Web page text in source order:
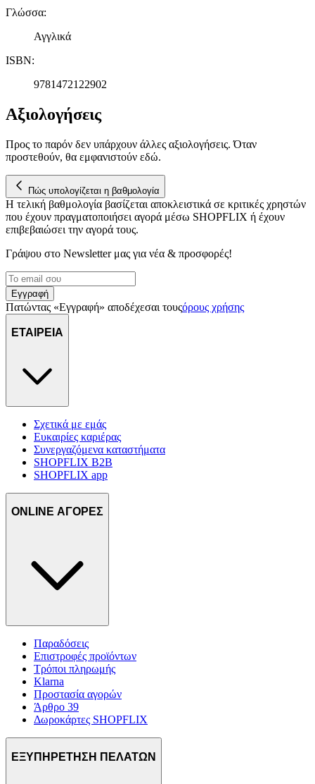
Γλώσσα:
Αγγλικά
ISBN:
9781472122902
Αξιολογήσεις
Προς το παρόν δεν υπάρχουν άλλες αξιολογήσεις. Όταν
προστεθούν, θα εμφανιστούν εδώ.
Πώς υπολογίζεται η βαθμολογία
Η τελική βαθμολογία βασίζεται αποκλειστικά σε κριτικές χρηστών
που έχουν πραγματοποιήσει αγορά μέσω SHOPFLIX ή έχουν
επιβεβαιώσει την αγορά τους.
Γράψου στο Νewsletter μας για νέα & προσφορές!
Εγγραφή
Πατώντας «Εγγραφή» αποδέχεσαι τουςόρους χρήσης
ΕΤΑΙΡΕΙΑ
Σχετικά με εμάς
Ευκαιρίες καριέρας
Συνεργαζόμενα καταστήματα
SHOPFLIX B2B
SHOPFLIX app
ONLINE ΑΓΟΡΕΣ
Παραδόσεις
Επιστροφές προϊόντων
Τρόποι πληρωμής
Klarna
Προστασία αγορών
Άρθρο 39
Δωροκάρτες SHOPFLIX
ΕΞΥΠΗΡΕΤΗΣΗ ΠΕΛΑΤΩΝ